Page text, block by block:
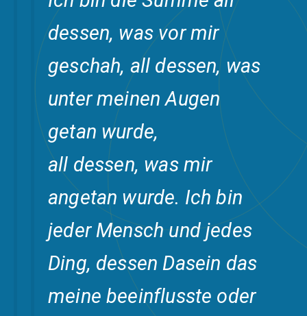
dessen, was vor mir
geschah, all dessen, was
unter meinen Augen
getan wurde,
all dessen, was mir
angetan wurde. Ich bin
jeder Mensch und jedes
Ding, dessen Dasein das
meine beeinflusste oder